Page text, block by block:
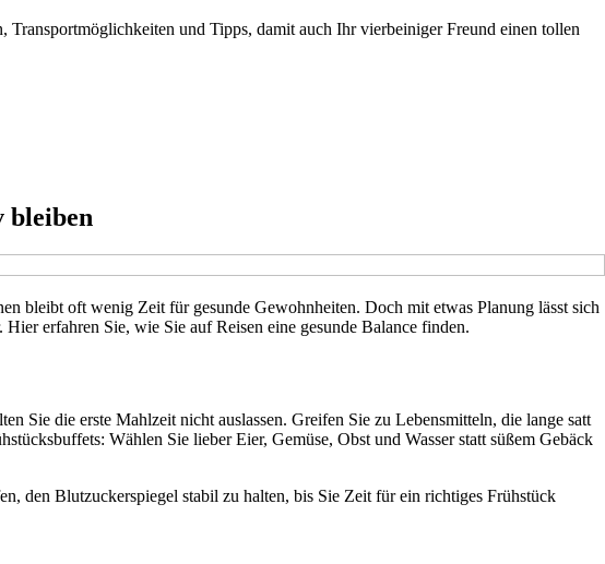
Transportmöglichkeiten und Tipps, damit auch Ihr vierbeiniger Freund einen tollen
bleiben
bleibt oft wenig Zeit für gesunde Gewohnheiten. Doch mit etwas Planung lässt sich
erfahren Sie, wie Sie auf Reisen eine gesunde Balance finden.
Sie die erste Mahlzeit nicht auslassen. Greifen Sie zu Lebensmitteln, die lange satt
Wählen Sie lieber Eier, Gemüse, Obst und Wasser statt süßem Gebäck
den Blutzuckerspiegel stabil zu halten, bis Sie Zeit für ein richtiges Frühstück